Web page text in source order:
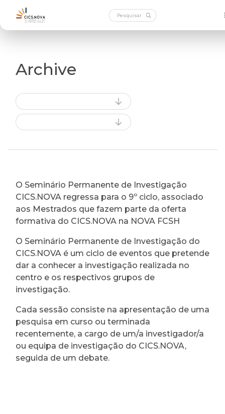
Archive
O Seminário Permanente de Investigação
CICS.NOVA regressa para o 9º ciclo, associado
aos Mestrados que fazem parte da oferta
formativa do CICS.NOVA na NOVA FCSH
O Seminário Permanente de Investigação do
CICS.NOVA é um ciclo de eventos que pretende
dar a conhecer a investigação realizada no
centro e os respectivos grupos de
investigação.
Cada sessão consiste na apresentação de uma
pesquisa em curso ou terminada
recentemente, a cargo de um/a investigador/a
ou equipa de investigação do CICS.NOVA,
seguida de um debate.